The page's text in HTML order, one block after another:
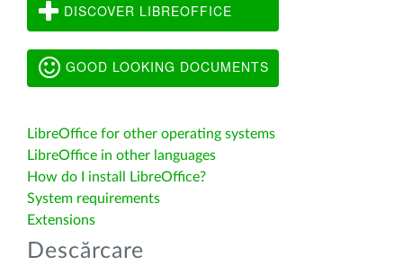
DISCOVER LIBREOFFICE
GOOD LOOKING DOCUMENTS
LibreOffice for other operating systems
LibreOffice in other languages
How do I install LibreOffice?
System requirements
Extensions
Descărcare